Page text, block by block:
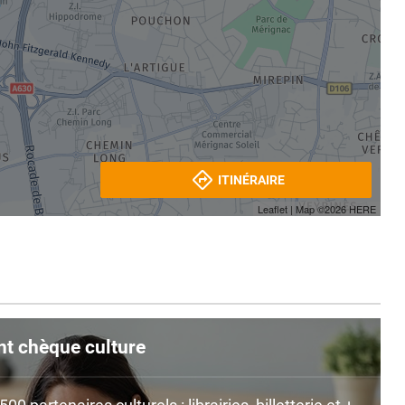
Leaflet | Map ©2026 HERE
ITINÉRAIRE
chèque culture